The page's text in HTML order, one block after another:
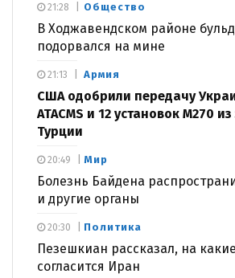
Общество
В Ходжавендском районе
подорвался на мине
21:28
Армия
США одобрили передачу
ATACMS и 12 установок M270
Турции
21:13
Мир
Болезнь Байдена
и другие органы
20:49
Политика
Пезешкиан рассказал, на
согласится Иран
20:30